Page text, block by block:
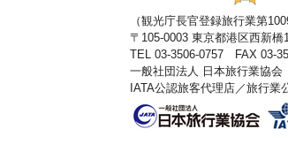
（観光庁長官登録旅行業第
〒105-0003 東京都港区西新
TEL 03-3506-0757 FAX 03-
一般社団法人 日本旅行業協会
IATA公認旅客代理店／旅行業